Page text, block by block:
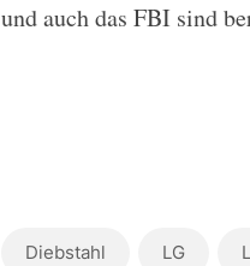
und auch das FBI sind
Diebstahl LG